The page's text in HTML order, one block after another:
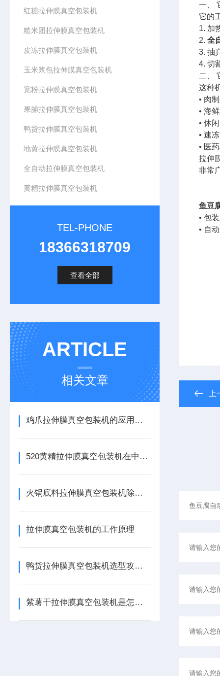
红糖拉伸膜真空包装机
糙米团拉伸膜真空包装机
皮冻拉伸膜真空包装机
玉米浆包拉伸膜真空包装机
宽粉拉伸膜真空包装机
果脯拉伸膜真空包装机
鸭货拉伸膜真空包装机
地黄拉伸膜真空包装机
全自动拉伸膜真空包装机
黄精拉伸膜真空包装机
TEL-PHONE
18366318709
查看全部
ARTICLE
相关文章
鸡爪拉伸膜真空包装机的应用前景
520黄精拉伸膜真空包装机在中药饮片及休闲食品中的应用
火锅底料拉伸膜真空包装机除了看产能，这3个防胀气细节至关重要
拉伸膜真空包装机的工作原理
鸭货拉伸膜真空包装机选型攻略：如何锁定卤味产线的“黄金搭档”
紫薯干拉伸膜真空包装机是怎么工作？
一、
它的
1. 加
2. 全
3. 抽
4. 切
二、
这种
• 肉
• 海
• 休
• 速
• 医
拉伸
非常
鱼豆
• 包
• 自